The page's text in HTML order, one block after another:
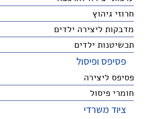
חרוזי גיהוץ
מדבקות ליצירה ילדים
תכשיטנות ילדים
פסיפס ופיסול
פסיפס ליצירה
חומרי פיסול
ציוד משרדי